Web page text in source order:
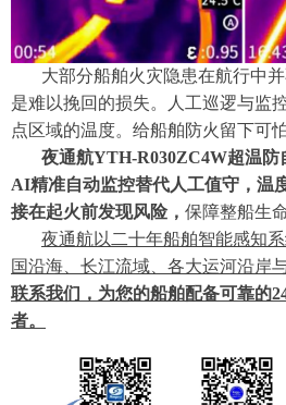
大部分船舶火灾隐患在航行中
是难以挽回的损失。人工巡逻与监
点区域的温度。给船舶防火留下可
夜通航YTH-R030ZC4W超温防
AI精准自动监控替代人工值守，温
接在起火前发现风险， 保障整船生
夜通航以二十年船舶智能感知
国沿海、长江流域、各大运河沿岸
联系我们，为您的船舶配备可靠的
者。